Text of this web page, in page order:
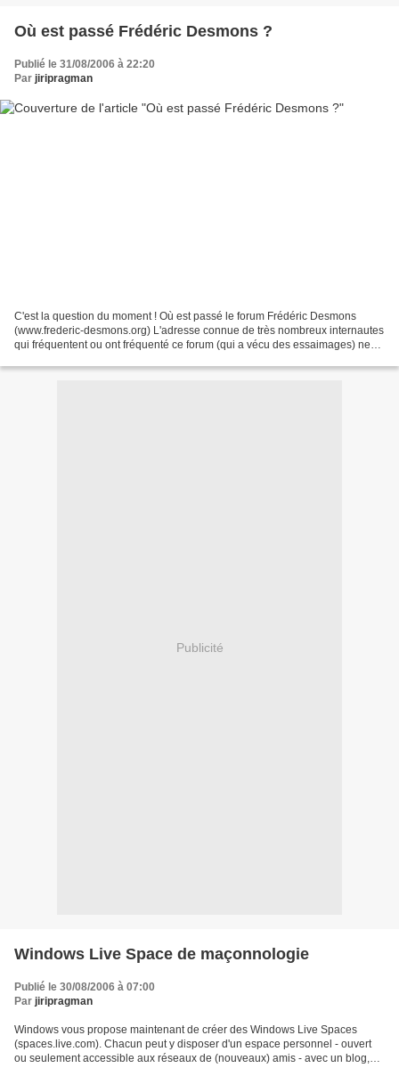
Où est passé Frédéric Desmons ?
Publié le 31/08/2006 à 22:20
Par jiripragman
C'est la question du moment ! Où est passé le forum Frédéric Desmons
(www.frederic-desmons.org) L'adresse connue de très nombreux internautes
qui fréquentent ou ont fréquenté ce forum (qui a vécu des essaimages) ne
Publicité
Windows Live Space de maçonnologie
Publié le 30/08/2006 à 07:00
Par jiripragman
Windows vous propose maintenant de créer des Windows Live Spaces
(spaces.live.com). Chacun peut y disposer d'un espace personnel - ouvert
ou seulement accessible aux réseaux de (nouveaux) amis - avec un blog,